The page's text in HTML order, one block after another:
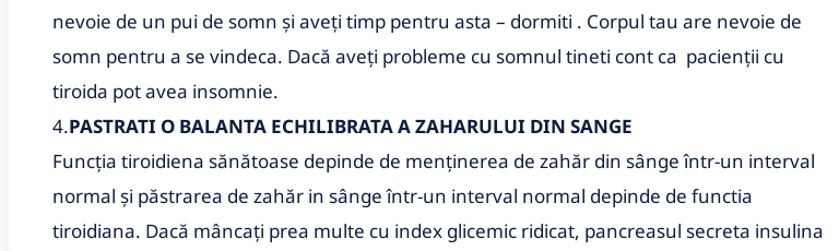
nevoie de un pui de somn și aveți timp pentru asta – dormiti . Corpul tau are nevoie de
somn pentru a se vindeca. Dacă aveți probleme cu somnul tineti cont ca pacienții cu
tiroida pot avea insomnie.
4.PASTRATI O BALANTA ECHILIBRATA A ZAHARULUI DIN SANGE
Funcția tiroidiena sănătoase depinde de menținerea de zahăr din sânge într-un interval
normal și păstrarea de zahăr in sânge într-un interval normal depinde de functia
tiroidiana. Dacă mâncați prea multe cu index glicemic ridicat, pancreasul secreta insulina